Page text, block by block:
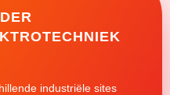
industriële sites